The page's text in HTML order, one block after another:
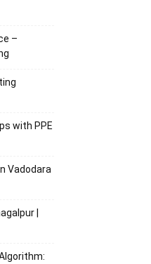
–
with PPE
Vadodara
|